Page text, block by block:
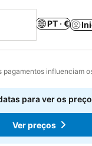
PT · €
pagamentos influenciam
para ver os
Ver preços